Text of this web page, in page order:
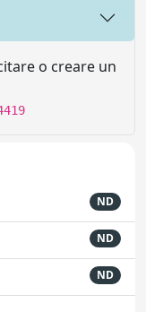
o creare un
ND
ND
ND